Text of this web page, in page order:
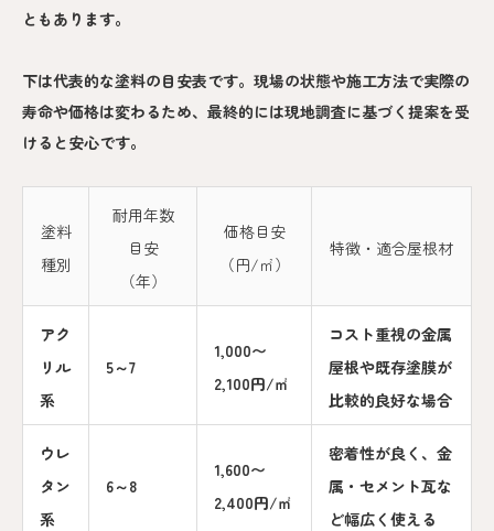
ともあります。
下は代表的な塗料の目安表です。現場の状態や施工方法で実際の
寿命や価格は変わるため、最終的には現地調査に基づく提案を受
けると安心です。
塗料
種別
耐用年数
目安
（年）
価格目安
（円/㎡）
特徴・適合屋根材
アク
リル
系
5～7
1,000〜
2,100円/㎡
コスト重視の金属
屋根や既存塗膜が
比較的良好な場合
ウレ
タン
系
6～8
1,600〜
2,400円/㎡
密着性が良く、金
属・セメント瓦な
ど幅広く使える